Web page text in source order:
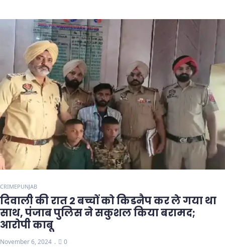
CRIMEPUNJAB
दिवाली की रात 2 बच्चों को किडनैप कर ले गया था
साथ, पंजाब पुलिस ने सकुशल किया बरामद;
आरोपी काबू
November 6, 2024 0